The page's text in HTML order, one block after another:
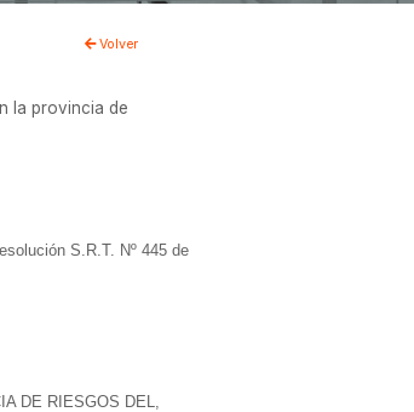
Volver
la provincia de
S.R.T. Nº 445 de
DE RIESGOS DEL,